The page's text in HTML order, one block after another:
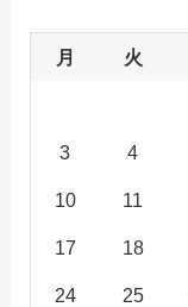
月 火
3 4
10 11
17 18
24 25